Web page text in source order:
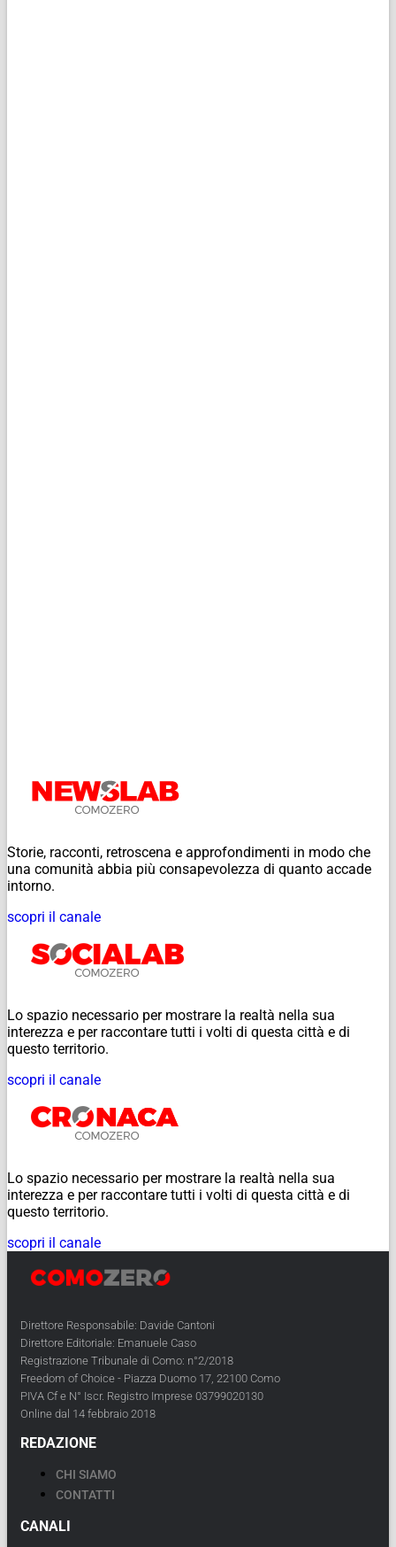
Storie, racconti, retroscena e approfondimenti in modo che
una comunità abbia più consapevolezza di quanto accade
intorno.
scopri il canale
Lo spazio necessario per mostrare la realtà nella sua
interezza e per raccontare tutti i volti di questa città e di
questo territorio.
scopri il canale
Lo spazio necessario per mostrare la realtà nella sua
interezza e per raccontare tutti i volti di questa città e di
questo territorio.
scopri il canale
Direttore Responsabile: Davide Cantoni
Direttore Editoriale: Emanuele Caso
Registrazione Tribunale di Como: n°2/2018
Freedom of Choice - Piazza Duomo 17, 22100 Como
PIVA Cf e N° Iscr. Registro Imprese 03799020130
Online dal 14 febbraio 2018
REDAZIONE
CHI SIAMO
CONTATTI
CANALI